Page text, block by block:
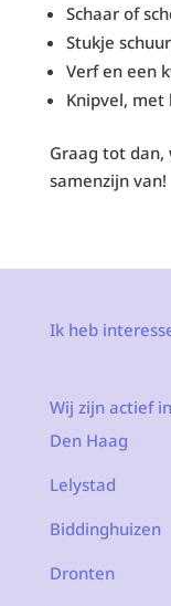
Schaar of
Stukje
Verf en een
Knipvel, met
Graag tot dan,
samenzijn van!
Ik heb
Wij zijn actief
Den Haag
Lelystad
Biddinghuizen
Dronten